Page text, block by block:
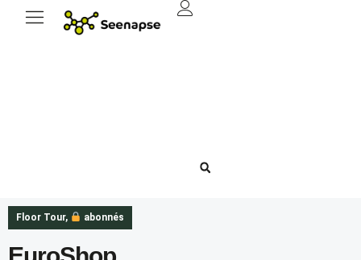
Floor Tour, abonnés